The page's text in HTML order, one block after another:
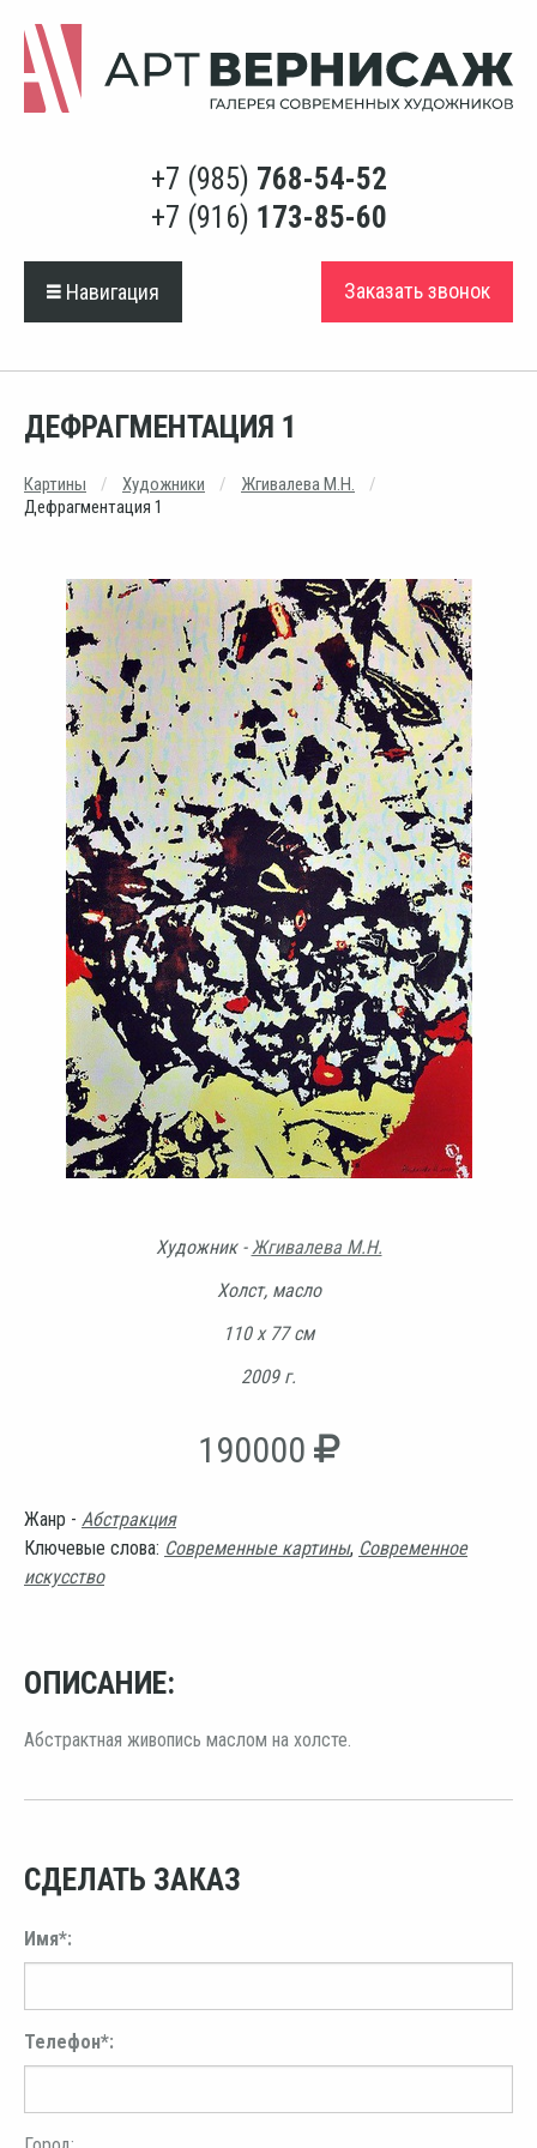
+7 (985) 768-54-52
+7 (916) 173-85-60
Навигация Заказать звонок
ДЕФРАГМЕНТАЦИЯ 1
Картины Художники
Жгивалева М.Н.
Дефрагментация 1
Художник -Жгивалева М.Н.
Холст, масло
110 х 77 см
2009 г.
190000
Жанр - Абстракция
Ключевые слова: Современные картины, Современное
искусство
ОПИСАНИЕ:
Абстрактная живопись маслом на холсте.
СДЕЛАТЬ ЗАКАЗ
Имя*:
Телефон*: